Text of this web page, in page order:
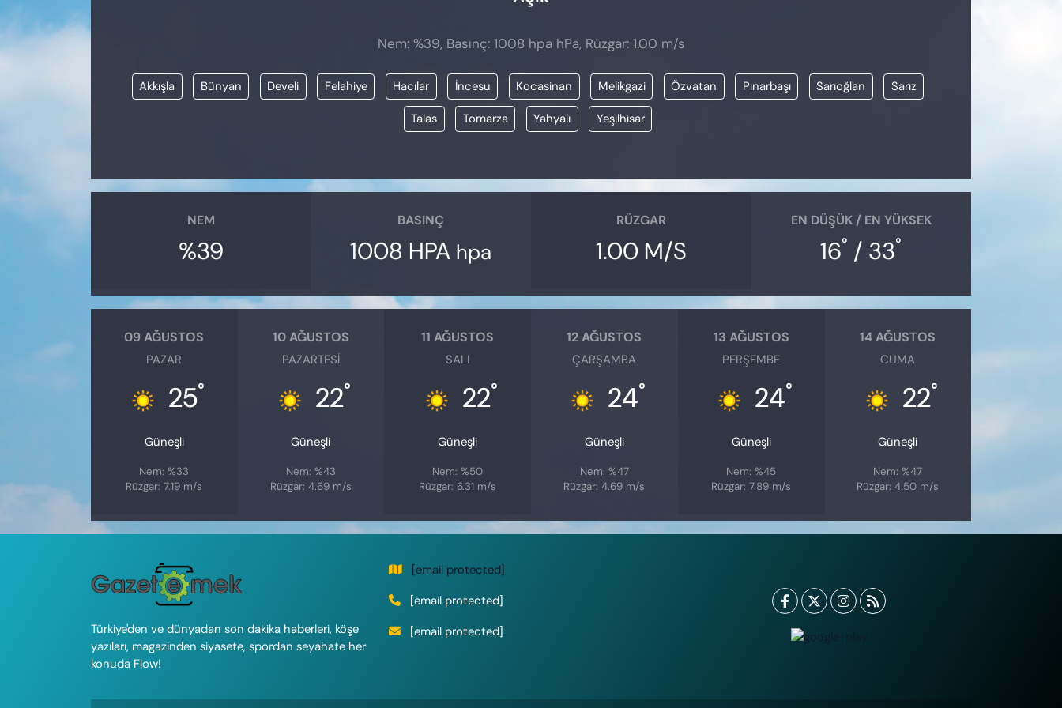
Nem: %39, Basınç: 1008 hpa hPa, Rüzgar: 1.00 m/s
Akkışla Bünyan Develi Felahiye Hacılar İncesu Kocasinan Melikgazi Özvatan Pınarbaşı Sarıoğlan Sarız
Talas Tomarza Yahyalı Yeşilhisar
NEM
%39
BASINÇ
1008 HPA hpa
RÜZGAR
1.00 M/S
EN DÜŞÜK / EN YÜKSEK
16° / 33°
09 AĞUSTOS
PAZAR
25°
Güneşli
Nem: %33
Rüzgar: 7.19 m/s
10 AĞUSTOS
PAZARTESI
22°
Güneşli
Nem: %43
Rüzgar: 4.69 m/s
11 AĞUSTOS
SALI
22°
Güneşli
Nem: %50
Rüzgar: 6.31 m/s
12 AĞUSTOS
ÇARŞAMBA
24°
Güneşli
Nem: %47
Rüzgar: 4.69 m/s
13 AĞUSTOS
PERŞEMBE
24°
Güneşli
Nem: %45
Rüzgar: 7.89 m/s
14 AĞUSTOS
CUMA
22°
Güneşli
Nem: %47
Rüzgar: 4.50 m/s
Türkiye'den ve dünyadan son dakika haberleri, köşe
yazıları, magazinden siyasete, spordan seyahate her
konuda Flow!
[email protected]
[email protected]
[email protected]
VAN VE DİYARBAKIR HABERLERİ